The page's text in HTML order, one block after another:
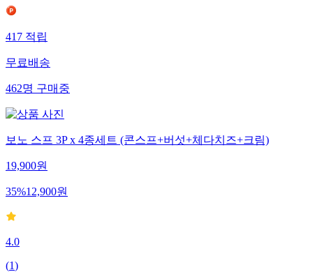
417적립
무료배송
462명구매중
보노 스프 3P x 4종세트 (콘스프+버섯+체다치즈+크림)
19,900원
35%12,900원
4.0
(1)